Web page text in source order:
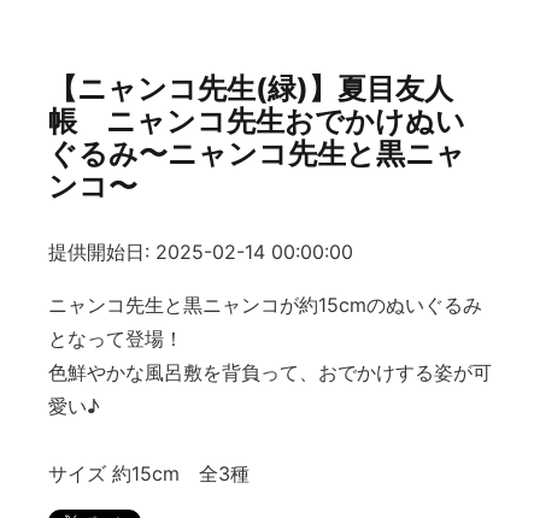
【ニャンコ先生(緑)】夏目友人
帳 ニャンコ先生おでかけぬい
ぐるみ〜ニャンコ先生と黒ニャ
ンコ〜
提供開始日: 2025-02-14 00:00:00
ニャンコ先生と黒ニャンコが約15cmのぬいぐるみ
となって登場！
色鮮やかな風呂敷を背負って、おでかけする姿が可
愛い♪
サイズ 約15cm 全3種